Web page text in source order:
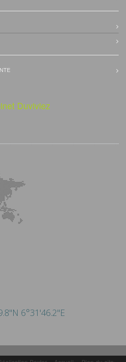
Duviviez
6°31'46.2"E